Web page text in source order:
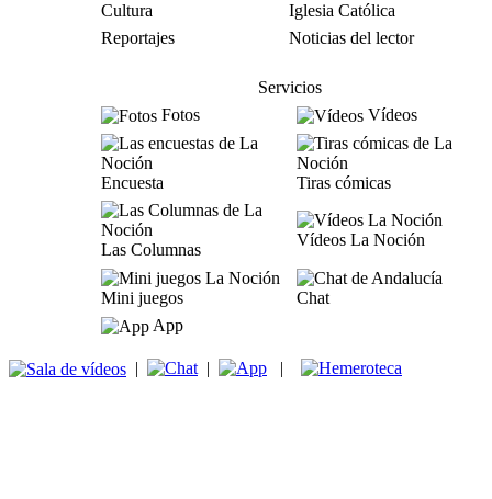
Cultura
Iglesia Católica
Reportajes
Noticias del lector
Servicios
Fotos
Vídeos
Encuesta Tiras cómicas
Las Columnas
Vídeos La Noción
Mini juegos
Chat
App
| | |